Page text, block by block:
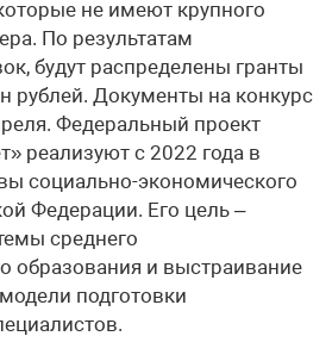
не имеют крупного
По результатам
будут распределены гранты
рублей. Документы на конкурс
Федеральный проект
реализуют с 2022 года в
социально-экономического
Федерации. Его цель –
среднего
образования и выстраивание
подготовки